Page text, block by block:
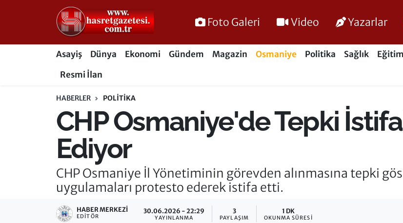
Foto Galeri Video Yazarlar
Asayiş Dünya Ekonomi Gündem Magazin Osmaniye Politika Sağlık Eğitim
Resmi İlan
HABERLER POLITIKA
CHP Osmaniye'de Tepki
Ediyor
CHP Osmaniye İl Yönetiminin görevden alınmasına tepki
uygulamaları protesto ederek istifa etti.
HABER MERKEZI
EDITÖR
30.06.2026 - 22:29
YAYINLANMA
3
PAYLAŞIM
1 DK
OKUNMA SÜRESI
Osmaniye Nöbetçi Eczaneler
Osmaniye Hava Durumu
Süper Lig Puan Durumu ve Fikstür
Tüm Manşetler
Son Dakika Haberleri
Haber Arşivi